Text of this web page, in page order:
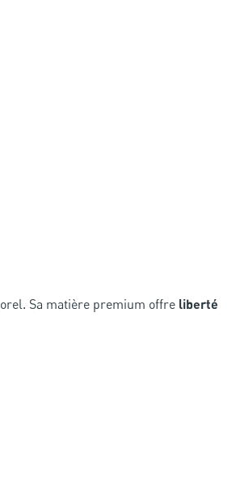
Sa matière premium offre liberté